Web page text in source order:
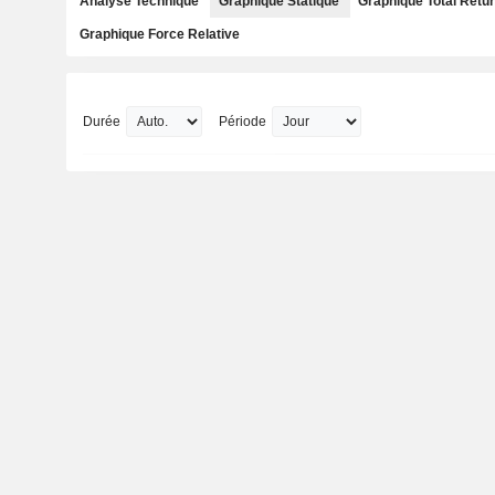
Graphique Force Relative
Durée Période